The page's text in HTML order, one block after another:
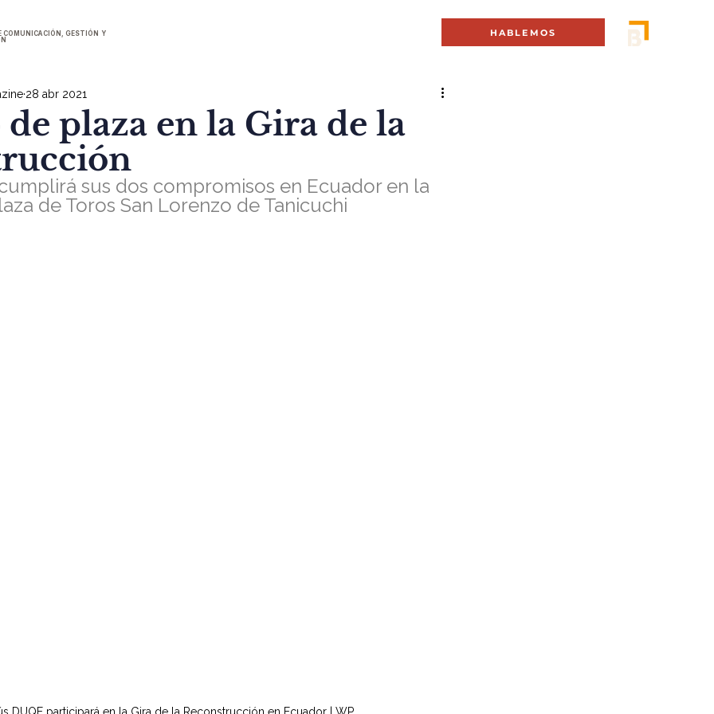
COMUNICACIÓN, GESTIÓN Y
HABLEMOS
plaza en la Gira de la
28 abr 2021
sus dos compromisos en Ecuador en la
de Toros San Lorenzo de Tanicuchi